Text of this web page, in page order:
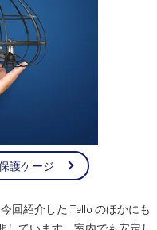
護ケージ
回紹介した Tello のほかにも